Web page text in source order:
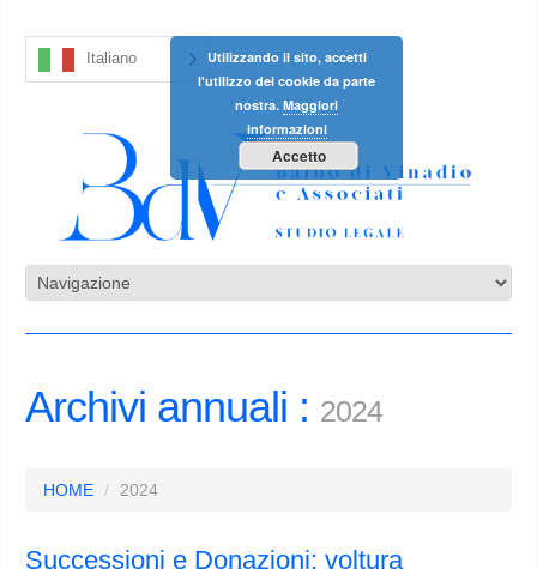
Italiano
Archivi annuali : 2024
HOME 2024
Successioni e Donazioni: voltura
Utilizzando il sito, accetti
l'utilizzo dei cookie da parte
nostra. Maggiori
informazioni
Accetto